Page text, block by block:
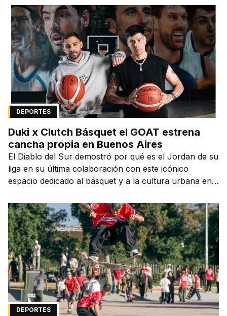
DEPORTES
Duki x Clutch Básquet el GOAT estrena
cancha propia en Buenos Aires
El Diablo del Sur demostró por qué es el Jordan de su
liga en su última colaboración con este icónico
espacio dedicado al básquet y a la cultura urbana en
DEPORTES